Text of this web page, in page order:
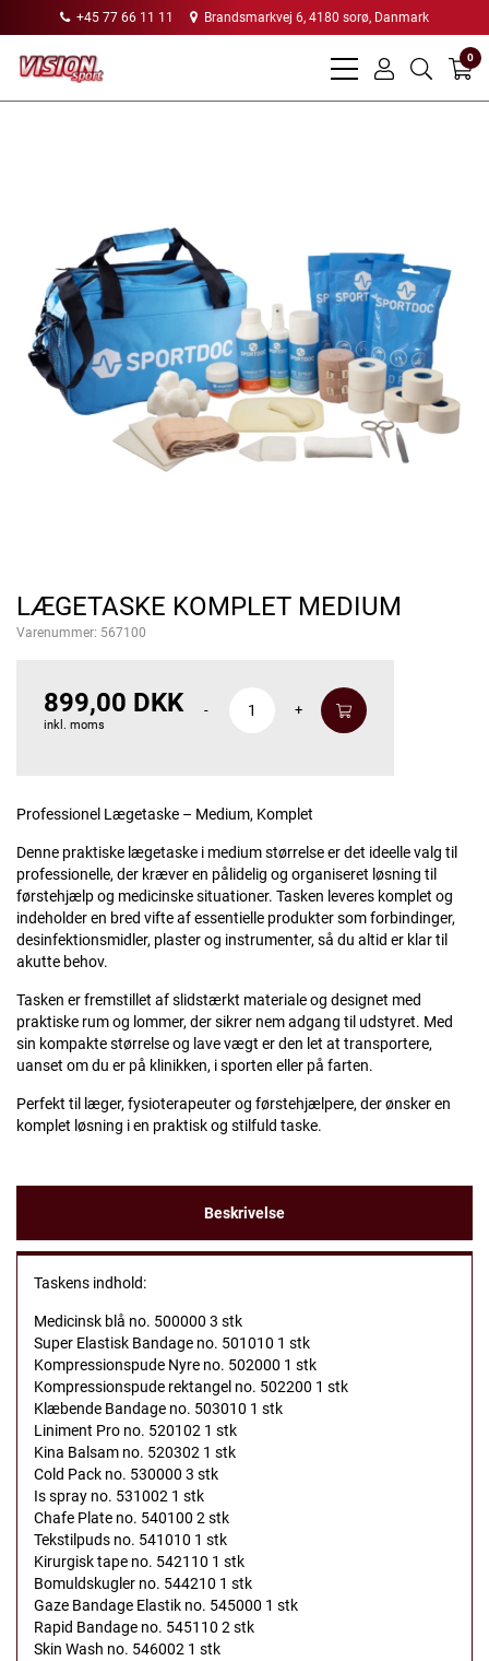
+45 77 66 11 11 Brandsmarkvej 6, 4180 sorø, Danmark
bars
user
search
0
LÆGETASKE KOMPLET MEDIUM
Varenummer: 567100
899,00 DKK
inkl. moms
- +
Professionel Lægetaske – Medium, Komplet
Denne praktiske lægetaske i medium størrelse er det ideelle valg til
professionelle, der kræver en pålidelig og organiseret løsning til
førstehjælp og medicinske situationer. Tasken leveres komplet og
indeholder en bred vifte af essentielle produkter som forbindinger,
desinfektionsmidler, plaster og instrumenter, så du altid er klar til
akutte behov.
Tasken er fremstillet af slidstærkt materiale og designet med
praktiske rum og lommer, der sikrer nem adgang til udstyret. Med
sin kompakte størrelse og lave vægt er den let at transportere,
uanset om du er på klinikken, i sporten eller på farten.
Perfekt til læger, fysioterapeuter og førstehjælpere, der ønsker en
komplet løsning i en praktisk og stilfuld taske.
Beskrivelse
Taskens indhold:
Medicinsk blå no. 500000 3 stk
Super Elastisk Bandage no. 501010 1 stk
Kompressionspude Nyre no. 502000 1 stk
Kompressionspude rektangel no. 502200 1 stk
Klæbende Bandage no. 503010 1 stk
Liniment Pro no. 520102 1 stk
Kina Balsam no. 520302 1 stk
Cold Pack no. 530000 3 stk
Is spray no. 531002 1 stk
Chafe Plate no. 540100 2 stk
Tekstilpuds no. 541010 1 stk
Kirurgisk tape no. 542110 1 stk
Bomuldskugler no. 544210 1 stk
Gaze Bandage Elastik no. 545000 1 stk
Rapid Bandage no. 545110 2 stk
Skin Wash no. 546002 1 stk